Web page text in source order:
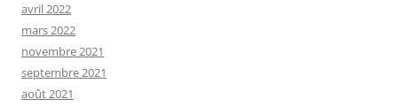
avril 2022
mars 2022
novembre 2021
septembre 2021
août 2021